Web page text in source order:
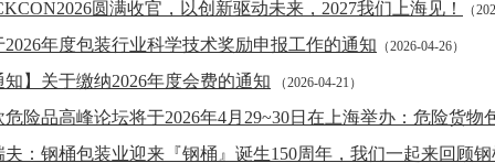
圆满收官，以创新驱动未来，2027我们上海见！ （
2026年度包装行业科学技术奖励申报工作的通知 （2026-04-26）
知】关于缴纳2026年度会费的通知 （2026-04-21）
危险品高峰论坛将于2026年4月29~30日在上海举办：危险货物
夫：钢桶包装业迎来『钢桶』诞生150周年，我们一起来回顾